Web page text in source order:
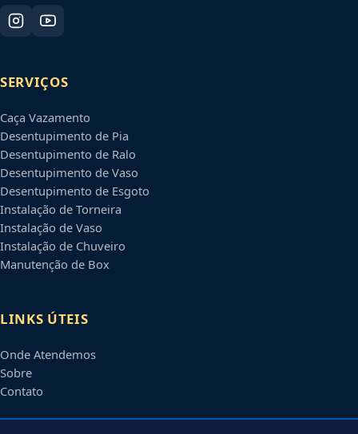
SERVIÇOS
Caça Vazamento
Desentupimento de Pia
Desentupimento de Ralo
Desentupimento de Vaso
Desentupimento de Esgoto
Instalação de Torneira
Instalação de Vaso
Instalação de Chuveiro
Manutenção de Box
LINKS ÚTEIS
Onde Atendemos
Sobre
Contato